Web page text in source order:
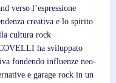
verso l’espressione
creativa e lo spirito
cultura rock
ha sviluppato
fondendo influenze neo-
e garage rock in un